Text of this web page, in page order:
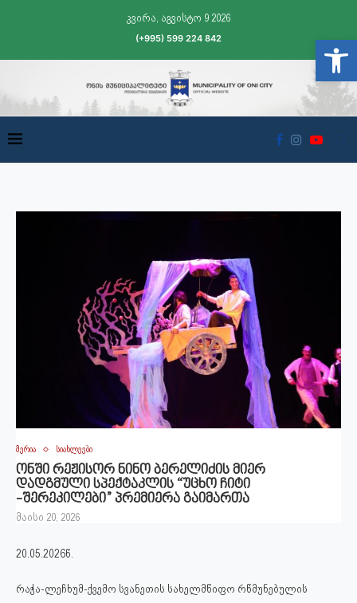
კვირა, აგვისტო 9 2026
(+995) 599 224 842
მერია სიახლეები
ონში რეჟისორ ნინო ბერელიძის მიერ
დადგმული სპექტაკლის “უცხო ჩიტი
-შერეკილები” პრემიერა გაიმართა
მაისი 20, 2026
20.05.2026წ.
რაჭა-ლეჩხუმ-ქვემო სვანეთის სახელმწიფო რწმუნებულის